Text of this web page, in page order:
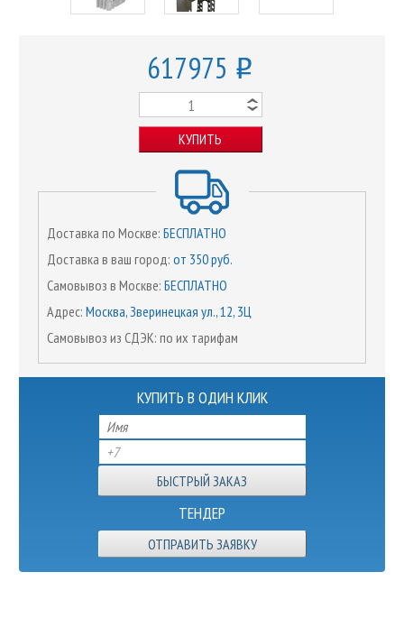
617975 o
КУПИТЬ
Доставка по Москве: БЕСПЛАТНО
Доставка в ваш город: от 350 руб.
Самовывоз в Москве: БЕСПЛАТНО
Адрес: Москва, Зверинецкая ул., 12, 3Ц
Самовывоз из СДЭК: по их тарифам
КУПИТЬ В ОДИН КЛИК
ТЕНДЕР
ОТПРАВИТЬ ЗАЯВКУ